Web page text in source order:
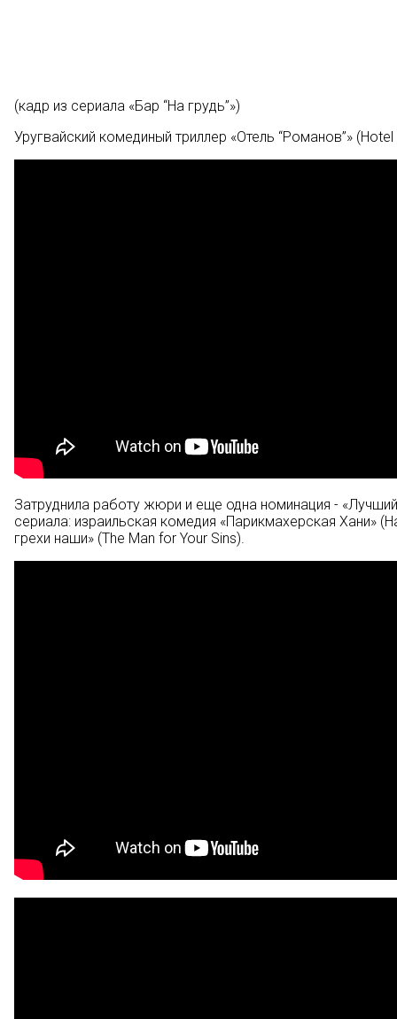
(кадр из сериала «Бар “На грудь”»)
Уругвайский комединый триллер «Отель “Романов”»
Затруднила работу жюри и еще одна номинация -
сериала: израильская комедия «Парикмахерская Хани»
грехи наши» (The Man for Your Sins).